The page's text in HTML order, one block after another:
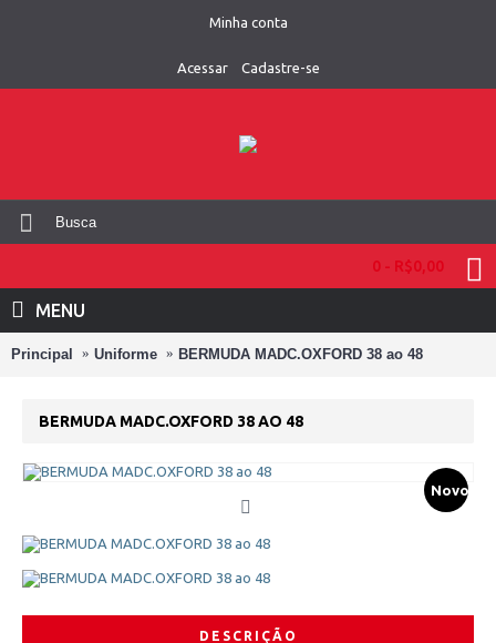
Minha conta
Acessar Cadastre-se
0 - R$0,00
MENU
Principal Uniforme BERMUDA MADC.OXFORD 38 ao 48
BERMUDA MADC.OXFORD 38 AO 48
Novo
DESCRIÇÃO